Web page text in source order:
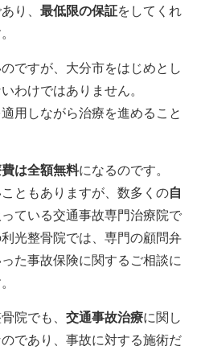
り、 最低限の保証をしてくれ
ですが、大分市をはじめとし
わけではありません。
用しながら治療を進めること
は全額無料になるのです。
ともありますが、数多くの自
ている交通事故専門治療院で
光整骨院では、専門の顧問弁
た事故保険に関するご相談に
院でも、 交通事故治療に関し
であり、事故に対する施術だ